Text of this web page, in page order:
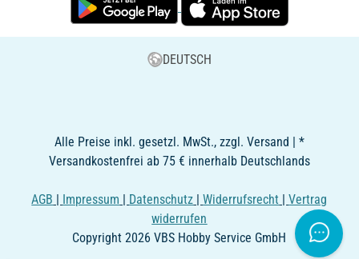
DEUTSCH
Alle Preise inkl. gesetzl. MwSt., zzgl. Versand | *
Versandkostenfrei ab 75 € innerhalb Deutschlands
AGB | Impressum | Datenschutz |Widerrufsrecht |Vertrag
widerrufen
Copyright 2026 VBS Hobby Service GmbH